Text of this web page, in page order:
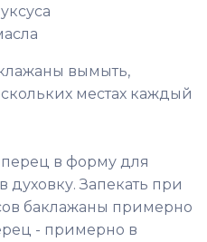
вымыть,
местах каждый
в форму для
духовку. Запекать при
баклажаны примерно
- примерно в